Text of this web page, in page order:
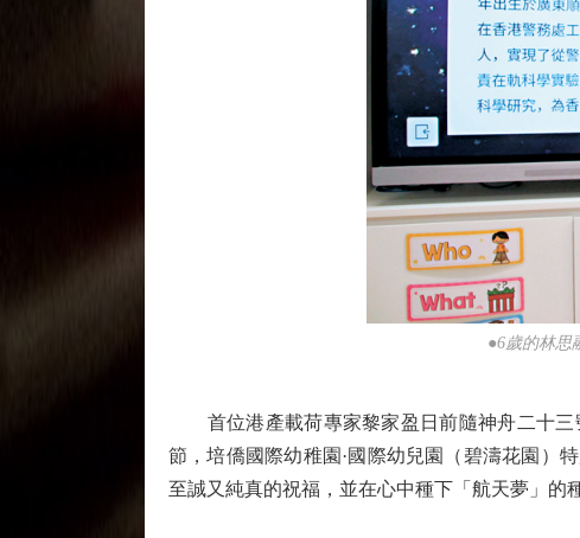
●6歲的林思
首位港產載荷專家黎家盈日前隨神舟二十三
節，培僑國際幼稚園·國際幼兒園（碧濤花園）
至誠又純真的祝福，並在心中種下「航天夢」的